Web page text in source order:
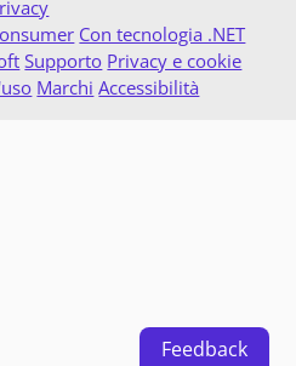
Feedback
Con tecnologia .NET
Supporto Privacy e cookie
Marchi Accessibilità